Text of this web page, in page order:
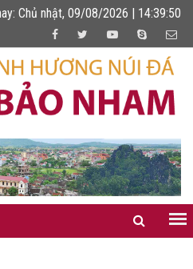
Chủ nhật, 09/08/2026 | 14:39:50